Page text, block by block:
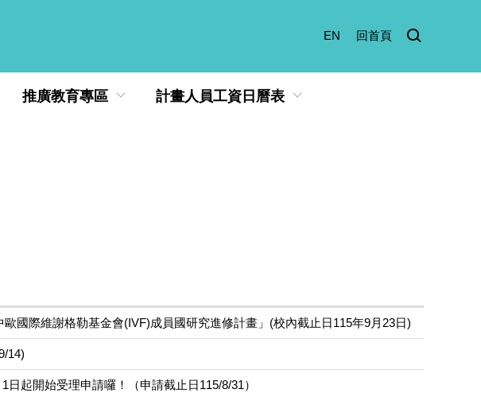
EN 回首頁
推廣教育專區 計畫人員工資日曆表
國際維謝格勒基金會(IVF)成員國研究進修計畫」(校內截止日115年9月23日)
14)
起開始受理申請囉！（申請截止日115/8/31）